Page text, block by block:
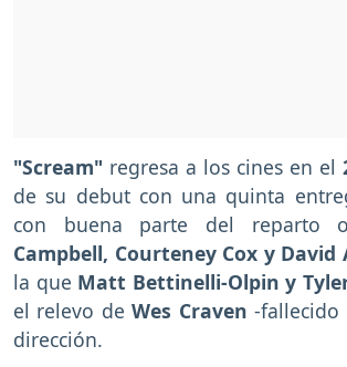
"Scream" regresa a los cines en el
de su debut con una quinta
con buena parte del reparto
Campbell, Courteney Cox y
la que Matt Bettinelli-Olpin y
el relevo deWes Craven -
dirección.